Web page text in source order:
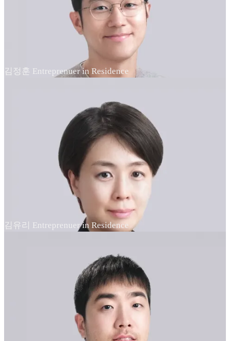
김정훈 Entreprenuer in Residence
김유리 Entreprenuer in Residence